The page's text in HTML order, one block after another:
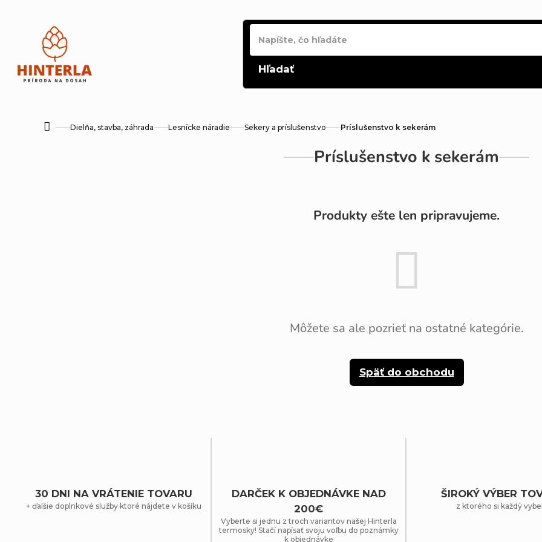
Hľadať
DomovDielňa, stavba, záhrada Lesnícke náradie Sekery a príslušenstvo Príslušenstvo k sekerám
Príslušenstvo k sekerám
Produkty ešte len pripravujeme.
Môžete sa ale pozrieť na ostatné kategórie.
Späť do obchodu
30 DNI NA VRÁTENIE TOVARU
+ ďalšie doplnkové služby ktoré nájdete v košíku
DARČEK K OBJEDNÁVKE NAD
200€
Vyberte si jednu z troch variantov našej Hinterla
termosky! Stačí napísať svoju voľbu do poznámky
k objednávke
ŠIROKÝ VÝBER
z ktorého si každý